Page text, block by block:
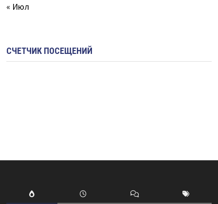
« Июл
СЧЕТЧИК ПОСЕЩЕНИЙ